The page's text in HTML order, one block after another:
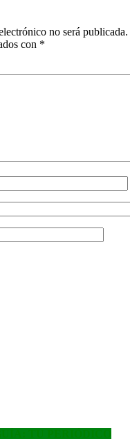
no será publicada.
con *